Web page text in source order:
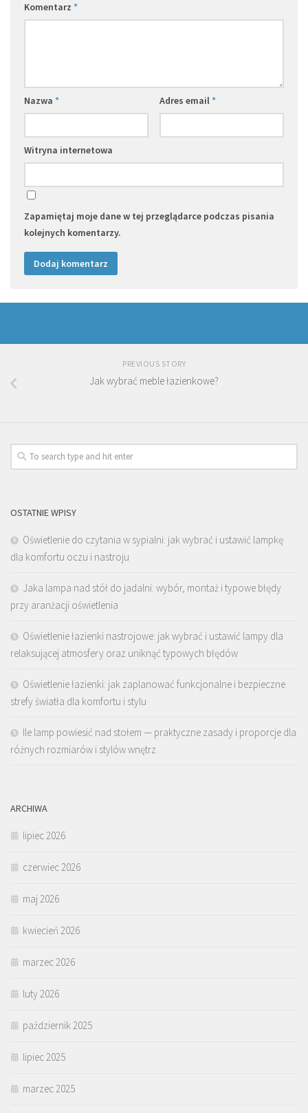
Komentarz *
Nazwa * Adres email*
Witryna internetowa
Zapamiętaj moje dane w tej przeglądarce podczas pisania
kolejnych komentarzy.
PREVIOUS STORY
Jak wybrać meble łazienkowe?
OSTATNIE WPISY
Oświetlenie do czytania w sypialni: jak wybrać i ustawić lampkę
dla komfortu oczu i nastroju
Jaka lampa nad stół do jadalni: wybór, montaż i typowe błędy
przy aranżacji oświetlenia
Oświetlenie łazienki nastrojowe: jak wybrać i ustawić lampy dla
relaksującej atmosfery oraz uniknąć typowych błędów
Oświetlenie łazienki: jak zaplanować funkcjonalne i bezpieczne
strefy światła dla komfortu i stylu
Ile lamp powiesić nad stołem — praktyczne zasady i proporcje dla
różnych rozmiarów i stylów wnętrz
ARCHIWA
lipiec 2026
czerwiec 2026
maj 2026
kwiecień 2026
marzec 2026
luty 2026
październik 2025
lipiec 2025
marzec 2025